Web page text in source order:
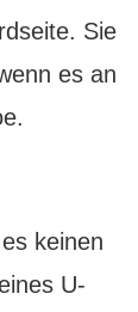
Sie
es an
keinen
U-